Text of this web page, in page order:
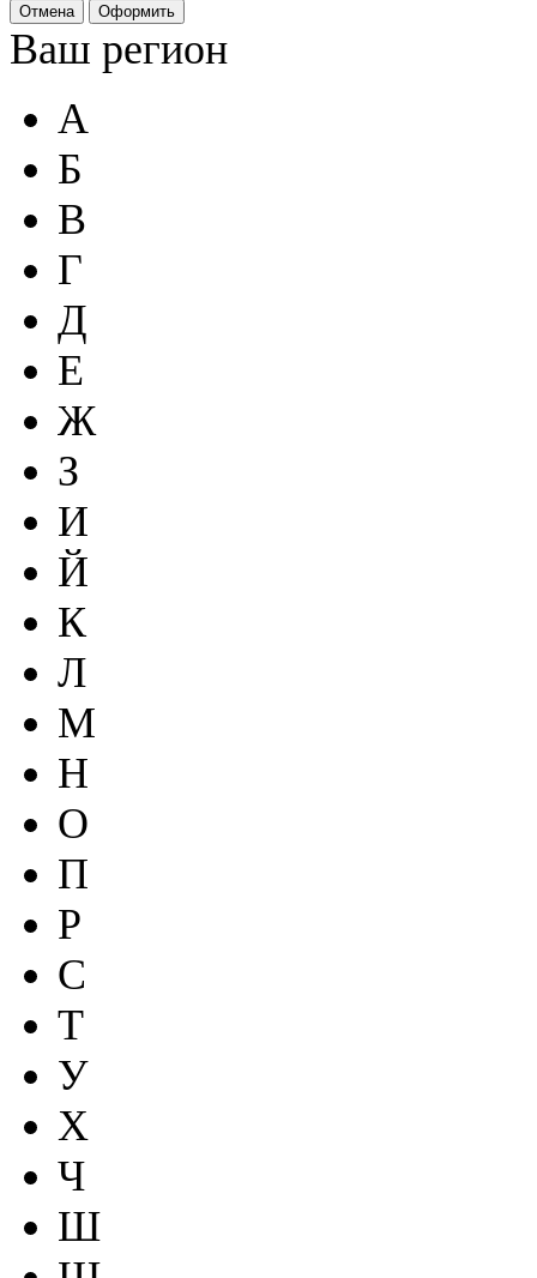
Отмена Оформить
Ваш регион
А
Б
В
Г
Д
Е
Ж
З
И
Й
К
Л
М
Н
О
П
Р
С
Т
У
Х
Ч
Ш